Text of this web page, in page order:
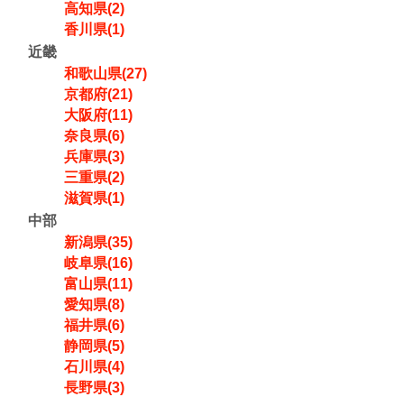
高知県(2)
香川県(1)
近畿
和歌山県(27)
京都府(21)
大阪府(11)
奈良県(6)
兵庫県(3)
三重県(2)
滋賀県(1)
中部
新潟県(35)
岐阜県(16)
富山県(11)
愛知県(8)
福井県(6)
静岡県(5)
石川県(4)
長野県(3)